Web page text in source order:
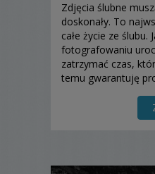
Zdjęcia ślubne
doskonały. To
całe życie ze
fotografowaniu
zatrzymać czas,
temu gwarantuję